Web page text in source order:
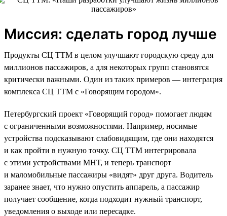
Миссия: сделать город лучше
Продукты СЦ ТТМ в целом улучшают городскую среду для
миллионов пассажиров, а для некоторых групп становятся
критически важными. Один из таких примеров — интеграция
комплекса СЦ ТТМ с «Говорящим городом».
Петербургский проект «Говорящий город» помогает людям
с ограниченными возможностями. Например, носимые
устройства подсказывают слабовидящим, где они находятся
и как пройти в нужную точку. СЦ ТТМ интегрировала
с этими устройствами МНТ, и теперь транспорт
и маломобильные пассажиры «видят» друг друга. Водитель
заранее знает, что нужно опустить аппарель, а пассажир
получает сообщение, когда подходит нужный транспорт,
уведомления о выходе или пересадке.